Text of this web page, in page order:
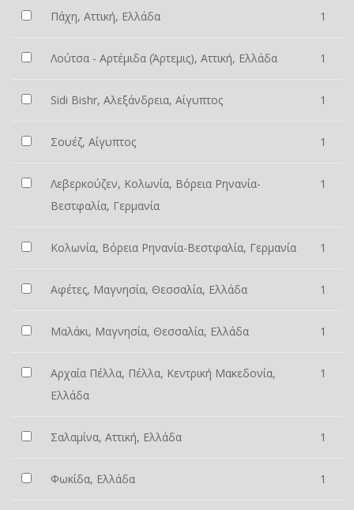
Πάχη, Αττική, Ελλάδα 1
Λούτσα - Αρτέμιδα (Άρτεμις), Αττική, Ελλάδα 1
Sidi Bishr, Αλεξάνδρεια, Αίγυπτος 1
Σουέζ, Αίγυπτος 1
Λεβερκούζεν, Κολωνία, Βόρεια Ρηνανία-
Βεστφαλία, Γερμανία
1
Κολωνία, Βόρεια Ρηνανία-Βεστφαλία, Γερμανία 1
Αφέτες, Μαγνησία, Θεσσαλία, Ελλάδα 1
Μαλάκι, Μαγνησία, Θεσσαλία, Ελλάδα 1
Αρχαία Πέλλα, Πέλλα, Κεντρική Μακεδονία,
Ελλάδα
1
Σαλαμίνα, Αττική, Ελλάδα 1
Φωκίδα, Ελλάδα 1